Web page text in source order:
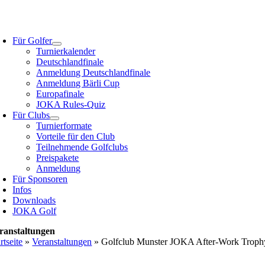
Für Golfer
Turnierkalender
Deutschlandfinale
Anmeldung Deutschlandfinale
Anmeldung Bärli Cup
Europafinale
JOKA Rules-Quiz
Für Clubs
Turnierformate
Vorteile für den Club
Teilnehmende Golfclubs
Preispakete
Anmeldung
Für Sponsoren
Infos
Downloads
JOKA Golf
»Veranstaltungen »Golfclub Munster JOKA After-Work